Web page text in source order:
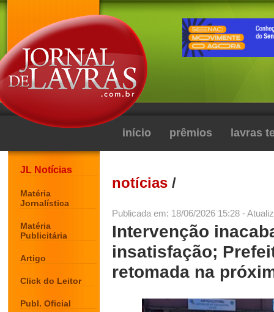
início prêmios lavras
JL Notícias
Matéria
Jornalística
Matéria
Publicitária
Artigo
Click do Leitor
Publ. Oficial
notícias /
Publicada em: 18/06/2026 15:28 -
Intervenção
insatisfação;
retomada na